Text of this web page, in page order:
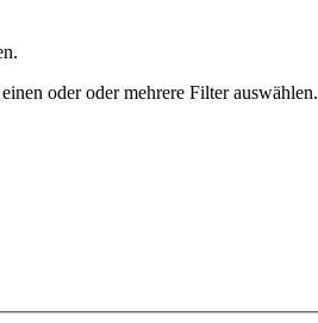
oder oder mehrere Filter auswählen.